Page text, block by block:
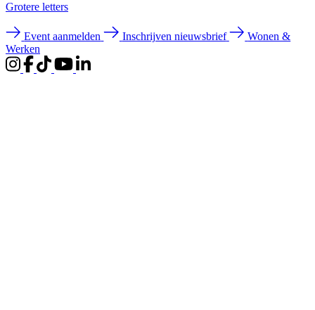
Grotere letters
Event aanmelden Inschrijven nieuwsbrief
Wonen &
Werken